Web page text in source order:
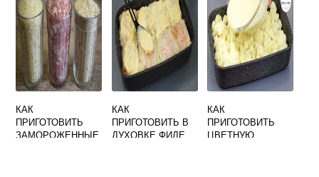
ВКУСНО
КАК
ПРИГОТОВИТЬ
ЗАМОРОЖЕННЫЕ
КАК
ПРИГОТОВИТЬ В
ДУХОВКЕ ФИЛЕ
КАК
ПРИГОТОВИТЬ
ЦВЕТНУЮ